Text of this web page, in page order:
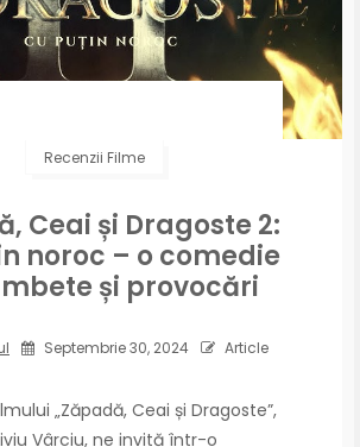
Recenzii Filme
Ceai și Dragoste 2:
noroc – o comedie
și provocări
Septembrie 30, 2024 Article
„Zăpadă, Ceai și Dragoste”,
Vârciu, ne invită într-o